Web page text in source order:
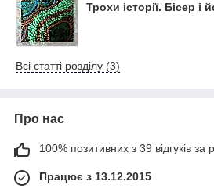
Трохи історії. Бісер і
Всі статті розділу (3)
Про нас
100% позитивних з 39 відгуків за
Працює з 13.12.2015